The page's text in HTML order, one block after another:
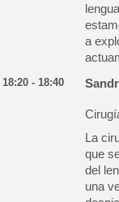
a
18:20 - 18:40
La
que
del
una